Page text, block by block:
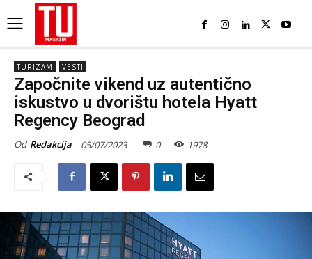
TURIZAM VESTI
Započnite vikend uz autentično
iskustvo u dvorištu hotela Hyatt
Regency Beograd
Od Redakcija 05/07/2023 0 1978